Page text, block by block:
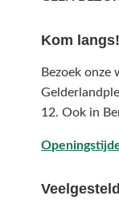
Kom langs!
Bezoek
12.Ook in